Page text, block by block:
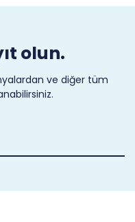
olun.
ve diğer tüm